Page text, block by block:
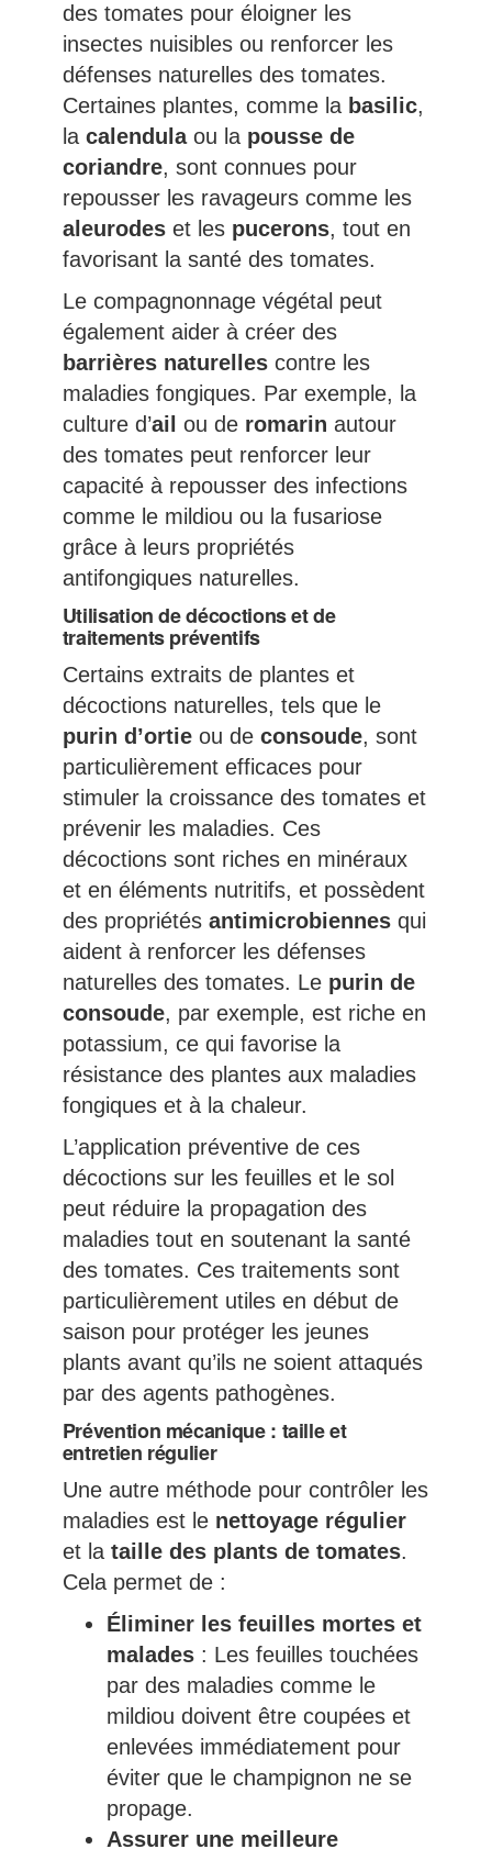
des tomates pour éloigner les
insectes nuisibles ou renforcer les
défenses naturelles des tomates.
Certaines plantes, comme la basilic,
la calendulaou la pousse de
coriandre, sont connues pour
repousser les ravageurs comme les
aleurodeset les pucerons, tout en
favorisant la santé des tomates.
Le compagnonnage végétal peut
également aider à créer des
barrières naturellescontre les
maladies fongiques. Par exemple, la
culture d’ail ou de romarin autour
des tomates peut renforcer leur
capacité à repousser des infections
comme le mildiou ou la fusariose
grâce à leurs propriétés
antifongiques naturelles.
Utilisation de décoctions et de
traitements préventifs
Certains extraits de plantes et
décoctions naturelles, tels que le
purin d’ortieou de consoude, sont
particulièrement efficaces pour
stimuler la croissance des tomates et
prévenir les maladies. Ces
décoctions sont riches en minéraux
et en éléments nutritifs, et possèdent
des propriétés antimicrobiennesqui
aident à renforcer les défenses
naturelles des tomates. Le purin de
consoude, par exemple, est riche en
potassium, ce qui favorise la
résistance des plantes aux maladies
fongiques et à la chaleur.
L’application préventive de ces
décoctions sur les feuilles et le sol
peut réduire la propagation des
maladies tout en soutenant la santé
des tomates. Ces traitements sont
particulièrement utiles en début de
saison pour protéger les jeunes
plants avant qu’ils ne soient attaqués
par des agents pathogènes.
Prévention mécanique : taille et
entretien régulier
Une autre méthode pour contrôler les
maladies est le nettoyage régulier
et la taille des plants de tomates.
Cela permet de :
Éliminer les feuilles mortes et
malades: Les feuilles touchées
par des maladies comme le
mildiou doivent être coupées et
enlevées immédiatement pour
éviter que le champignon ne se
propage.
Assurer une meilleure